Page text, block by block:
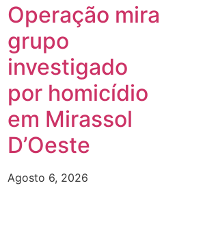
Operação mira
grupo
investigado
por homicídio
em Mirassol
D’Oeste
Agosto 6, 2026